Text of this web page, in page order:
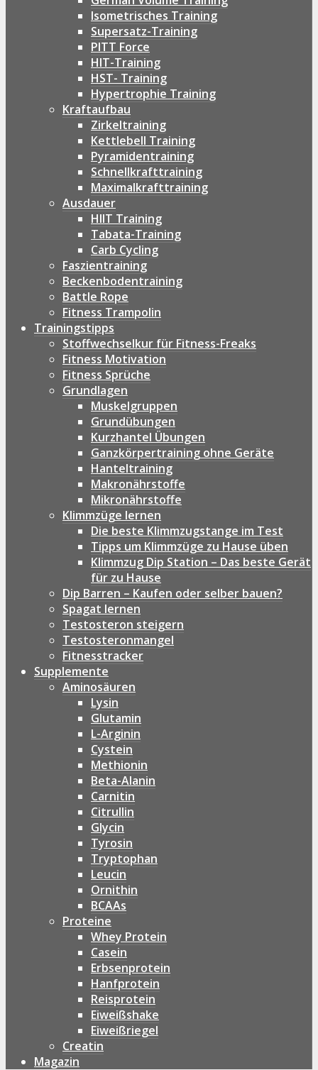
Isometrisches Training
Supersatz-Training
PITT Force
HIT-Training
HST- Training
Hypertrophie Training
Kraftaufbau
Zirkeltraining
Kettlebell Training
Pyramidentraining
Schnellkrafttraining
Maximalkrafttraining
Ausdauer
HIIT Training
Tabata-Training
Carb Cycling
Faszientraining
Beckenbodentraining
Battle Rope
Fitness Trampolin
Trainingstipps
Stoffwechselkur für Fitness-Freaks
Fitness Motivation
Fitness Sprüche
Grundlagen
Muskelgruppen
Grundübungen
Kurzhantel Übungen
Ganzkörpertraining ohne Geräte
Hanteltraining
Makronährstoffe
Mikronährstoffe
Klimmzüge lernen
Die beste Klimmzugstange im Test
Tipps um Klimmzüge zu Hause üben
Klimmzug Dip Station – Das beste Gerät
für zu Hause
Dip Barren – Kaufen oder selber bauen?
Spagat lernen
Testosteron steigern
Testosteronmangel
Fitnesstracker
Supplemente
Aminosäuren
Lysin
Glutamin
L-Arginin
Cystein
Methionin
Beta-Alanin
Carnitin
Citrullin
Glycin
Tyrosin
Tryptophan
Leucin
Ornithin
BCAAs
Proteine
Whey Protein
Casein
Erbsenprotein
Hanfprotein
Reisprotein
Eiweißshake
Eiweißriegel
Creatin
Magazin